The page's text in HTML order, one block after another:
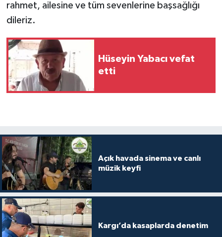
rahmet, ailesine ve tüm sevenlerine başsağlığı
dileriz.
Hüseyin Yabacı vefat
etti
Açık havada sinema ve canlı
müzik keyfi
Kargı’da kasaplarda denetim